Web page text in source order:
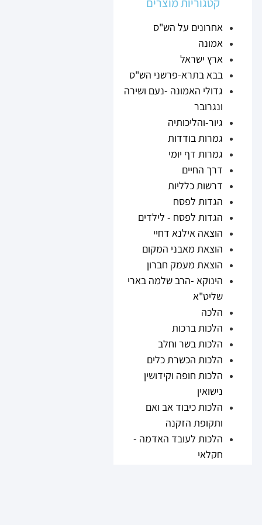
אחרונים על הש"ס
אמונה
ארץ ישראל
בבא בתרא-פרשני הש"ס
גדולי האמונה -נעם ושירה
ונגרובר
גיור-והליכותיה
גמרות בודדות
גמרות דף יומי
דרך החיים
דרשות כלליות
הגדות לפסח
הגדות לפסח - לילדים
הוצאה אילנא דחיי
הוצאת מאבני המקום
הוצאת מעמק חברון
הינוקא -הרב שלמה בארי
שליט"א
הלכה
הלכות ברכות
הלכות בשר וחלב
הלכות הכשרת כלים
הלכות חופה וקידושין
נישואין
הלכות כיבוד אב ואם
ותקופת הזקנה
הלכות לעובד האדמה -
חקלאי